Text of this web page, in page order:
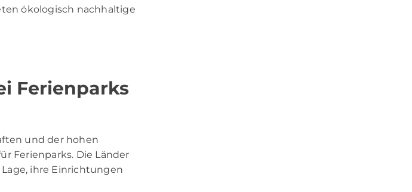
ökologisch nachhaltige
Ferienparks
und der hohen
Ferienparks. Die Länder
ihre Einrichtungen